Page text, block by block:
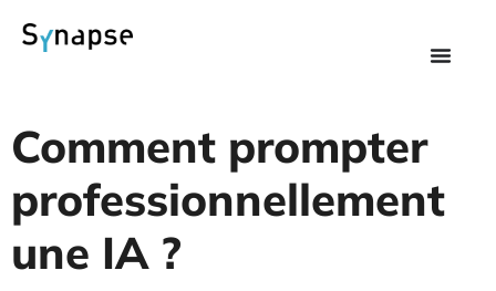
Comment prompter
professionnellement
une IA ?